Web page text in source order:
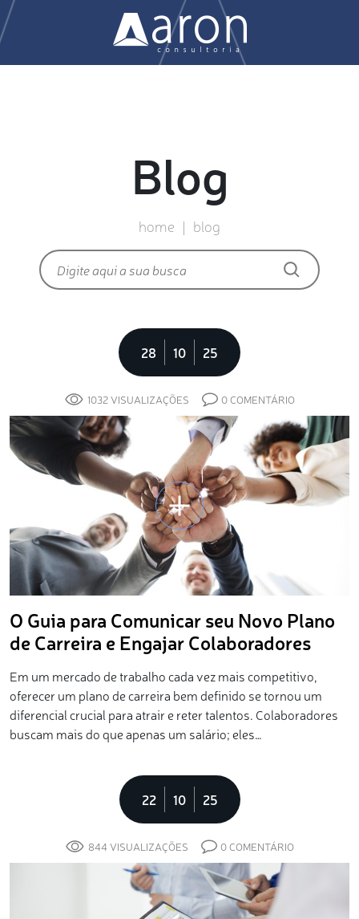
Nossa Missão
Vagas
Blog
home | blog
28 10 25
1032 VISUALIZAÇÕES 0 COMENTÁRIO
O Guia para Comunicar seu Novo Plano
de Carreira e Engajar Colaboradores
Em um mercado de trabalho cada vez mais competitivo,
oferecer um plano de carreira bem definido se tornou um
diferencial crucial para atrair e reter talentos. Colaboradores
buscam mais do que apenas um salário; eles…
22 10 25
844 VISUALIZAÇÕES 0 COMENTÁRIO